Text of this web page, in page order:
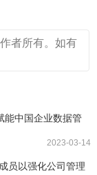
者所有。如有
能中国企业数据管
2023-03-14
员以强化公司管理